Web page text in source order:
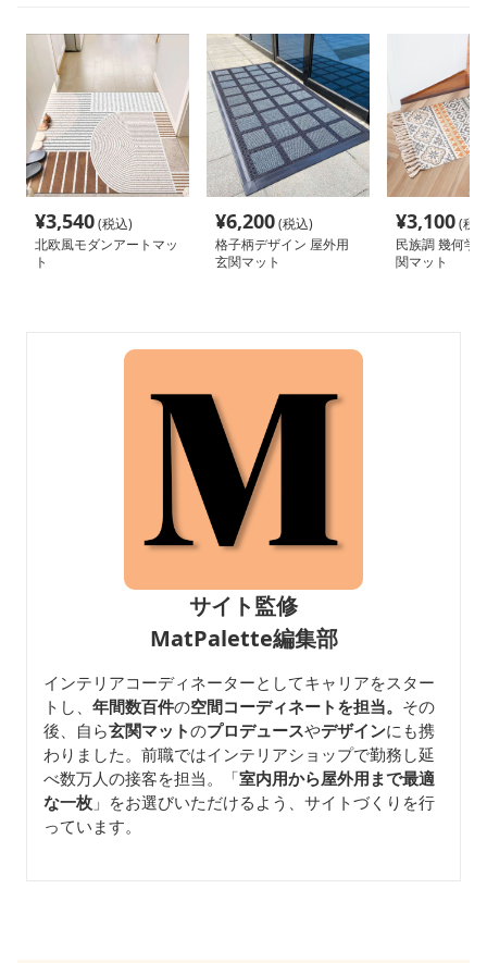
¥3,540(税込)
北欧風モダンアートマッ
ト
¥6,200(税込)
格子柄デザイン 屋外用
玄関マット
¥3,100(税
民族調 幾何学
関マット
サイト監修
MatPalette編集部
インテリアコーディネーターとしてキャリアをスター
トし、 年間数百件の空間コーディネートを担当。 その
後、自ら玄関マットのプロデュースやデザインにも携
わりました。前職ではインテリアショップで勤務し延
べ数万人の接客を担当。「室内用から屋外用まで最適
な一枚 」をお選びいただけるよう、サイトづくりを行
っています。